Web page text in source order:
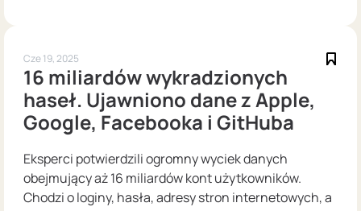
Cze 19, 2025
16 miliardów wykradzionych
haseł. Ujawniono dane z Apple,
Google, Facebooka i GitHuba
Eksperci potwierdzili ogromny wyciek danych
obejmujący aż 16 miliardów kont użytkowników.
Chodzi o loginy, hasła, adresy stron internetowych, a